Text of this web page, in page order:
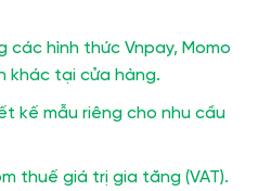
các hình thức Vnpay, Momo
khác tại cửa hàng.
kế mẫu riêng cho nhu cầu
thuế giá trị gia tăng (VAT).